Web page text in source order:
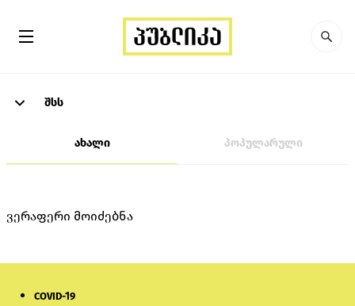
შსს
ახალი პოპულარული
ვერაფერი მოიძებნა
COVID-19